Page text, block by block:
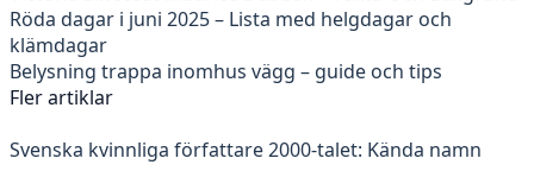
Röda dagar i juni 2025 – Lista med helgdagar och
klämdagar
Belysning trappa inomhus vägg – guide och tips
Fler artiklar
Svenska kvinnliga författare 2000-talet: Kända namn